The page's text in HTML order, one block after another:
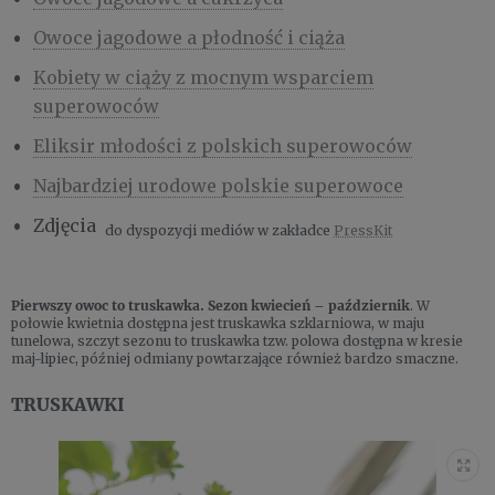
Owoce jagodowe a płodność i ciąża
Kobiety w ciąży z mocnym wsparciem
superowoców
Eliksir młodości z polskich superowoców
Najbardziej urodowe polskie superowoce
Zdjęcia do dyspozycji mediów w zakładce PressKit
Pierwszy owoc to truskawka. Sezon kwiecień – październik. W
połowie kwietnia dostępna jest truskawka szklarniowa, w maju
tunelowa, szczyt sezonu to truskawka tzw. polowa dostępna w kresie
maj-lipiec, później odmiany powtarzające również bardzo smaczne.
TRUSKAWKI